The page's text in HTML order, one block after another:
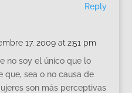
Reply
17, 2009 at 2:51 pm
no soy el único que lo
que, sea o no causa de
son más perceptivas